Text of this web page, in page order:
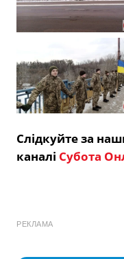
Слідкуйте за
каналі Субота
РЕКЛАМА